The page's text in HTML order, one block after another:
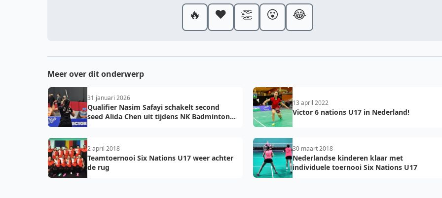
🔥 ❤️ 👏 😮 😂
Meer over dit onderwerp
31 januari 2026
Qualifier Nasim Safayi schakelt second
seed Alida Chen uit tijdens NK Badminton
13 april 2022
Victor 6 nations U17 in Nederland!
2 april 2018
Teamtoernooi Six Nations U17 weer achter
de rug
30 maart 2018
Nederlandse kinderen klaar met
individuele toernooi Six Nations U17